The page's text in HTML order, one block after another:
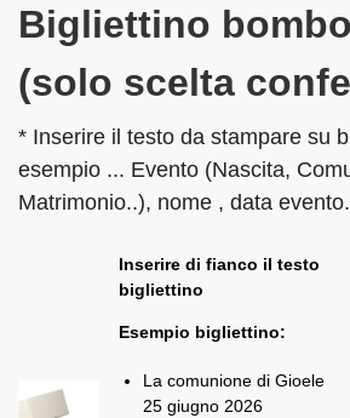
Bigliettino
(solo scelta
* Inserire il testo da stampare su
esempio ... Evento (Nascita,
Matrimonio..), nome , data evento.
Inserire di fianco il testo
bigliettino
Esempio bigliettino:
La comunione di Gioele
25 giugno 2026